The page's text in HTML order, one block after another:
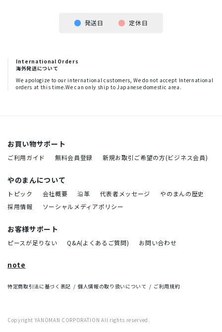
発送日 定休日
International Orders
海外発送について
We apologize to our international customers, We do not accept International
orders at this time.We can only ship to Japanese domestic area.
お買い物サポート
ご利用ガイド 無料会員登録 新規お取引ご希望の方(ビジネス会員)
やのまんについて
トピック 会社概要 沿革 代表者メッセージ
やのまんの歴史
採用情報
ソーシャルメディアポリシー
お客様サポート
ピースが足りない Q&A(よくあるご質問) お問い合わせ
note
特定商取引法に基づく表記 個人情報の取り扱いについて ご利用規約
Copyright YANOMAN CORPORATION All rights reserved.